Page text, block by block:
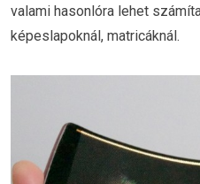
valami hasonlóra lehet
képeslapoknál, matricáknál.